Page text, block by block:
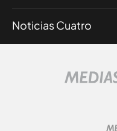
Noticias Cuatro